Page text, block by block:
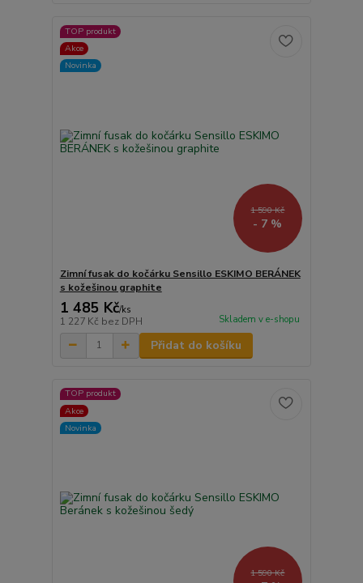
TOP produkt
Akce
Novinka
1 590 Kč
- 7 %
Zimní fusak do kočárku Sensillo ESKIMO BERÁNEK
s kožešinou graphite
1 485 Kč/ks
1 227 Kč bez DPH Skladem v e-shopu
Přidat do košíku
TOP produkt
Akce
Novinka
1 590 Kč